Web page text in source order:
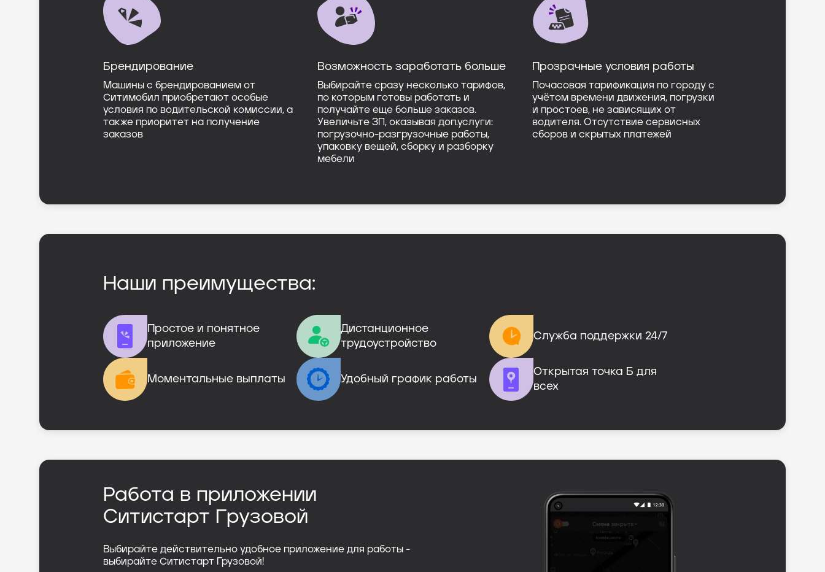
Брендирование
Машины с брендированием от
Ситимобил приобретают особые
условия по водительской комиссии, а
также приоритет на получение
заказов
Возможность заработать больше
Выбирайте сразу несколько тарифов,
по которым готовы работать и
получайте еще больше заказов.
Увеличьте ЗП, оказывая доп.услуги:
погрузочно-разгрузочные работы,
упаковку вещей, сборку и разборку
мебели
Прозрачные условия работы
Почасовая тарификация по городу с
учётом времени движения, погрузки
и простоев, не зависящих от
водителя. Отсутствие сервисных
сборов и скрытых платежей
Наши преимущества:
Простое и понятное
приложение
Дистанционное
трудоустройство
Служба поддержки 24/7
Моментальные выплаты Удобный график работы
Открытая точка Б для
всех
Работа в приложении
Ситистарт Грузовой
Выбирайте действительно удобное приложение для работы -
выбирайте Ситистарт Грузовой!